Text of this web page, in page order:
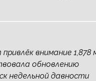
внимание 1,878
обновлению
недельной давности